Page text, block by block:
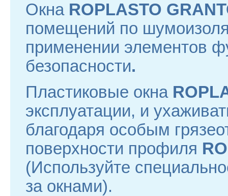
ОкнаROPLASTO
помещений по
применении элементов
безопасности.
Пластиковые окна
эксплуатации, и
благодаря особым
поверхности профиля
(Используйте
за окнами).